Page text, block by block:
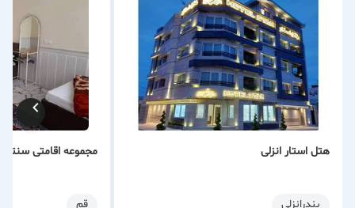
هتل استار انزلی
بندرانزلی
مجموعه اقامتی
قم